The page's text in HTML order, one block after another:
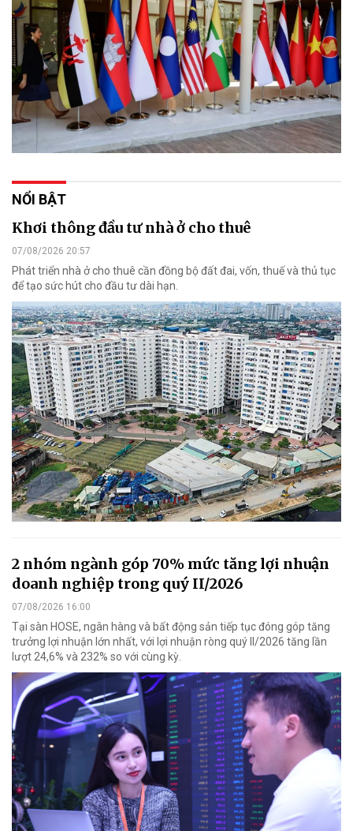
NỔI BẬT
Khơi thông đầu tư nhà ở cho thuê
07/08/2026 20:57
Phát triển nhà ở cho thuê cần đồng bộ đất đai, vốn, thuế và thủ tục
để tạo sức hút cho đầu tư dài hạn.
2 nhóm ngành góp 70% mức tăng lợi nhuận
doanh nghiệp trong quý II/2026
07/08/2026 16:00
Tại sàn HOSE, ngân hàng và bất động sản tiếp tục đóng góp tăng
trưởng lợi nhuận lớn nhất, với lợi nhuận ròng quý II/2026 tăng lần
lượt 24,6% và 232% so với cùng kỳ.